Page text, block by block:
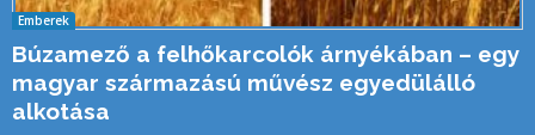
Emberek
Búzamező a felhőkarcolók árnyékában – egy
magyar származású művész egyedülálló
alkotása